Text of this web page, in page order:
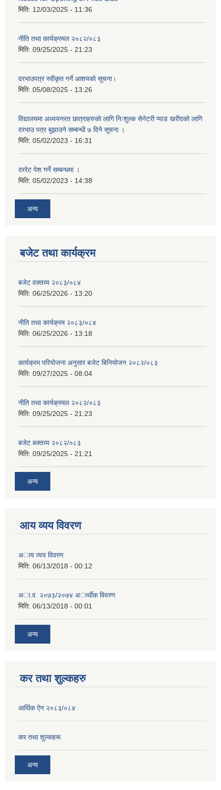
मिति: 12/03/2025 - 11:36
नीति तथा कार्यक्रमल २०८२/०८३
मिति: 09/25/2025 - 21:23
दरभाउपत्र स्वीकृत गर्ने आशयको सूचना।
मिति: 05/08/2025 - 13:26
विद्यालयमा अध्ययनरत छात्राहरुको लागि निःशुल्क सेनेटरी प्याड खरीदको लागि
दरभाउ पत्र बुझाउने सम्बन्धी ७ दिने सूचना ।
मिति: 05/02/2023 - 16:31
दररेट पेश गर्ने सम्बन्धमा ।
मिति: 05/02/2023 - 14:38
अन्य
बजेट तथा कार्यक्रम
बजेट वक्तव्य २०८३/०८४
मिति: 06/25/2026 - 13:20
नीति तथा कार्यक्रम २०८३/०८४
मिति: 06/25/2026 - 13:18
कार्यक्रम परियोजना अनुसार बजेट बिनियोजन २०८२/०८३
मिति: 09/27/2025 - 08:04
नीति तथा कार्यक्रमल २०८२/०८३
मिति: 09/25/2025 - 21:23
बजेट बक्तव्य २०८२/०८३
मिति: 09/25/2025 - 21:21
अन्य
आय व्यय विवरण
अाय व्यय विवरण
मिति: 06/13/2018 - 00:12
अा.व. २०७३/२०७४ अार्थीक विवरण
मिति: 06/13/2018 - 00:01
अन्य
कर तथा शुल्कहरु
आर्थिक ऐन २०८३/०८४
कर तथा शुल्कहरू
अन्य